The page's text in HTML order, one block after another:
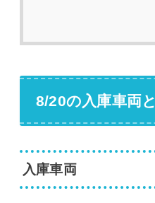
8/20の入庫車両
入庫車両